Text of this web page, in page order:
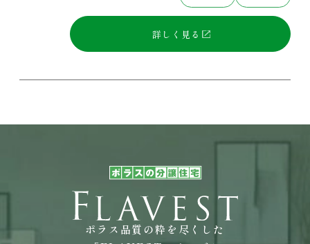
詳しく見る
ポラス品質の粋を尽くした